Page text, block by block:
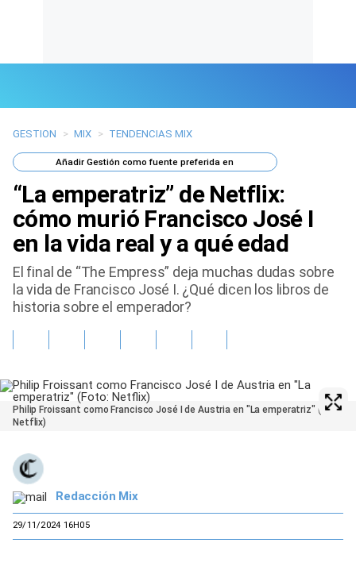
Últimas Noticias
Mi Bolsillo
Respuestas
Gente
Vida Laboral
Sports
GESTION > MIX > TENDENCIAS MIX
AñadirGestión como fuente preferida en
“La emperatriz” de Netflix:
cómo murió Francisco José I
en la vida real y a qué edad
El final de “The Empress” deja muchas dudas sobre
la vida de Francisco José I. ¿Qué dicen los libros de
historia sobre el emperador?
Philip Froissant como Francisco José I de Austria en "La emperatriz" (Foto:
Netflix)
Redacción Mix
29/11/2024 16H05